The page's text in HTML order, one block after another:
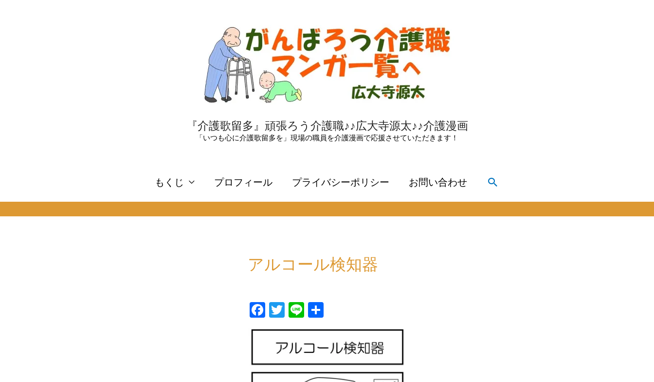
『介護歌留多』頑張ろう介護職♪♪広大寺源太♪♪介護漫画
「いつも心に介護歌留多を」現場の職員を介護漫画で応援させていただきます！
もくじ プロフィール プライバシーポリシー お問い合わせ 検
アルコール検知器
Fa
ce
bo
ok
T
wi
tt
er
Li
ne 有